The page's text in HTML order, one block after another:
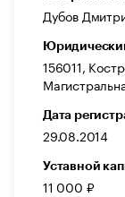
Дубов
156011,
Дата
29.08.2014
Уставной
11 000 ₽